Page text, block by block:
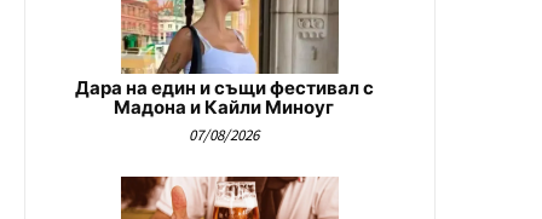
Дара на един и същи фестивал с
Мадона и Кайли Миноуг
07/08/2026